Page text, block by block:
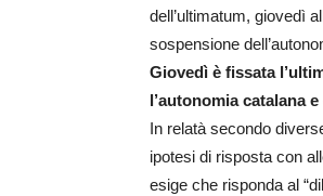
dell’ultimatum, giovedì
sospensione
Giovedì è fissata
l’autonomia catalana
In relatà secondo
ipotesi di risposta con
esige che risponda al